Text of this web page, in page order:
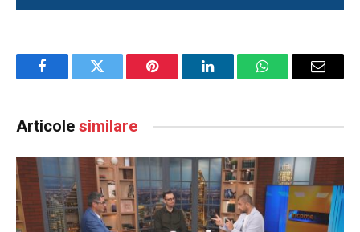
FacebookTwitter Pinterest LinkedInWhatsAppEmail
Articole similare